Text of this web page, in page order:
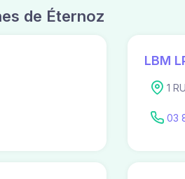
de Éternoz
LBM
1
03